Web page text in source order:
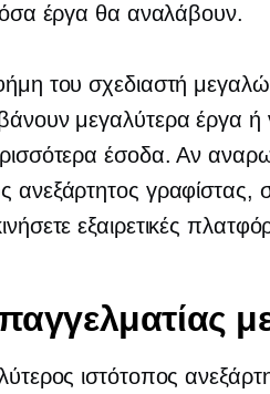
έργα θα αναλάβουν.
του σχεδιαστή
μεγαλύτερα έργα ή
έσοδα. Αν
ανεξάρτητος γραφίστας,
εξαιρετικές
ιστότοπος